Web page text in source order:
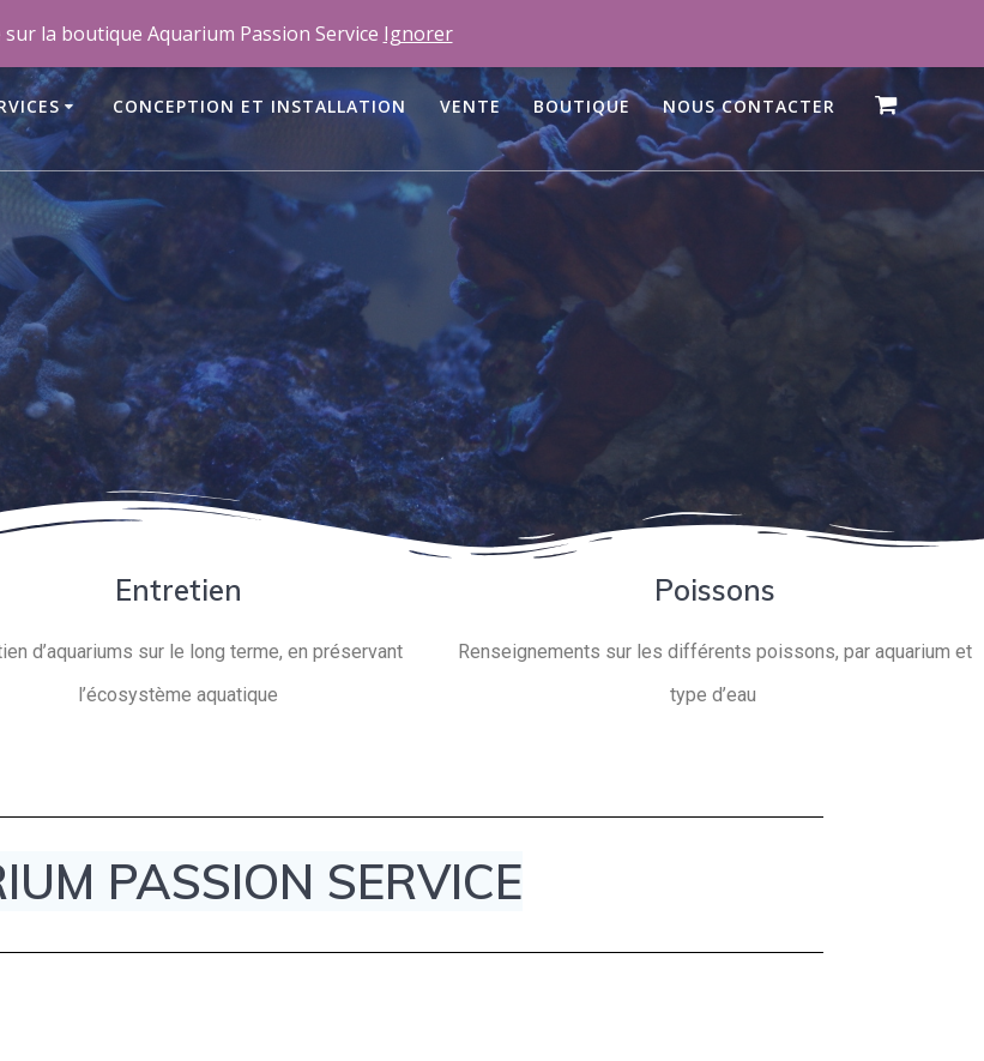
CONCEPTION ET INSTALLATION VENTE BOUTIQUE NOUS CONTACTER
Entretien
d’aquariums sur le long terme, en préservant
l’écosystème aquatique
Poissons
Renseignements sur les différents poissons, par aquarium et
type d’eau
PASSION SERVICE
la boutique Aquarium Passion Service Ignorer